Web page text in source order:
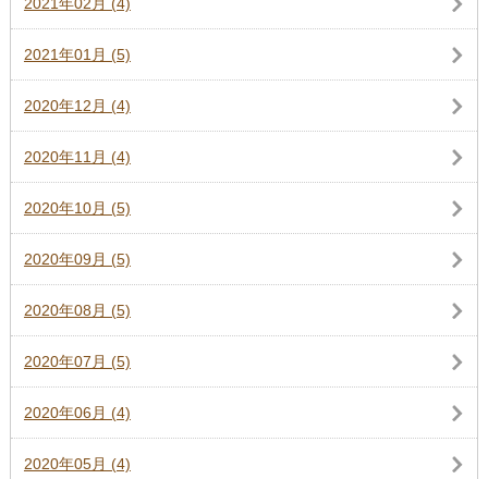
2021年02月 (4)
2021年01月 (5)
2020年12月 (4)
2020年11月 (4)
2020年10月 (5)
2020年09月 (5)
2020年08月 (5)
2020年07月 (5)
2020年06月 (4)
2020年05月 (4)